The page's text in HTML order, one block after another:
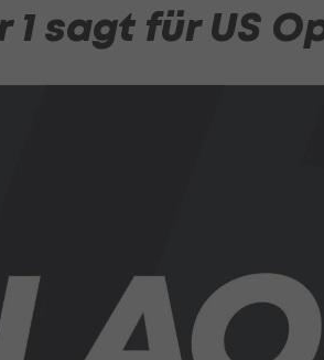
1 sagt für US